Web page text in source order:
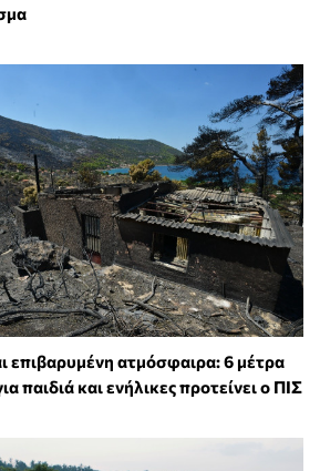
επιβαρυμένη ατμόσφαιρα: 6 μέτρα
παιδιά και ενήλικες προτείνει ο ΠΙΣ